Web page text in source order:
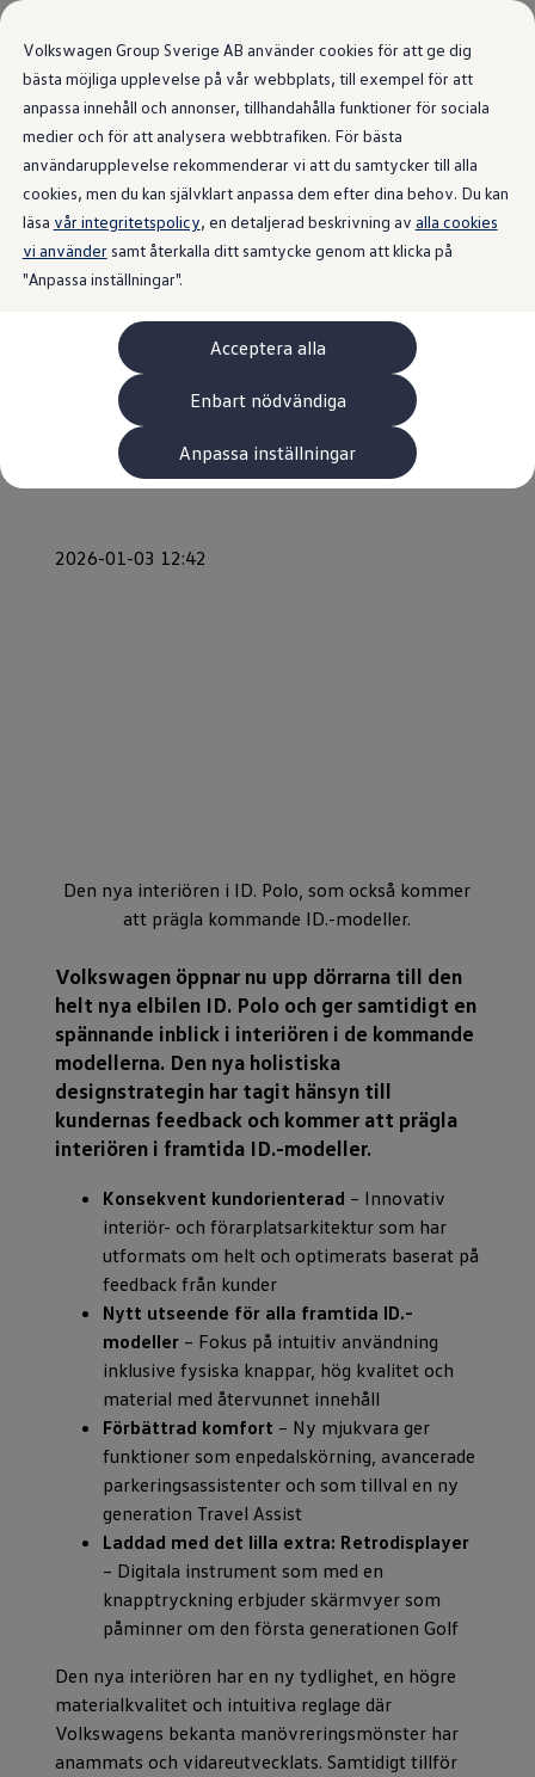
Volkswagen Group Sverige AB använder cookies för att ge dig
bästa möjliga upplevelse på vår webbplats, till exempel för att
anpassa innehåll och annonser, tillhandahålla funktioner för sociala
medier och för att analysera webbtrafiken. För bästa
användarupplevelse rekommenderar vi att du samtycker till alla
cookies, men du kan självklart anpassa dem efter dina behov. Du kan
läsa vår integritetspolicy, en detaljerad beskrivning av alla cookies
vi användersamt återkalla ditt samtycke genom att klicka på
"Anpassa inställningar".
Acceptera alla
Enbart nödvändiga
Anpassa inställningar
Senaste nyttfrån Volkswagen
Sverige.
Volkswagen visar upp en ny
generation interiör – nya
ID. Polo är först ut
2026-01-03 12:42
Den nya interiören i ID. Polo, som också kommer
att prägla kommande ID.-modeller.
Volkswagen öppnar nu upp dörrarna till den
helt nya elbilen ID. Polo och ger samtidigt en
spännande inblick i interiören i de kommande
modellerna. Den nya holistiska
designstrategin har tagit hänsyn till
kundernas feedback och kommer att prägla
interiören i framtida ID.-modeller.
Konsekvent kundorienterad – Innovativ
interiör- och förarplatsarkitektur som har
utformats om helt och optimerats baserat på
feedback från kunder
Nytt utseende för alla framtida ID.-
modeller– Fokus på intuitiv användning
inklusive fysiska knappar, hög kvalitet och
material med återvunnet innehåll
Förbättrad komfort – Ny mjukvara ger
funktioner som enpedalskörning, avancerade
parkeringsassistenter och som tillval en ny
generation Travel Assist
Laddad med det lilla extra: Retrodisplayer
– Digitala instrument som med en
knapptryckning erbjuder skärmvyer som
påminner om den första generationen Golf
Den nya interiören har en ny tydlighet, en högre
materialkvalitet och intuitiva reglage där
Volkswagens bekanta manövreringsmönster har
anammats och vidareutvecklats. Samtidigt tillför